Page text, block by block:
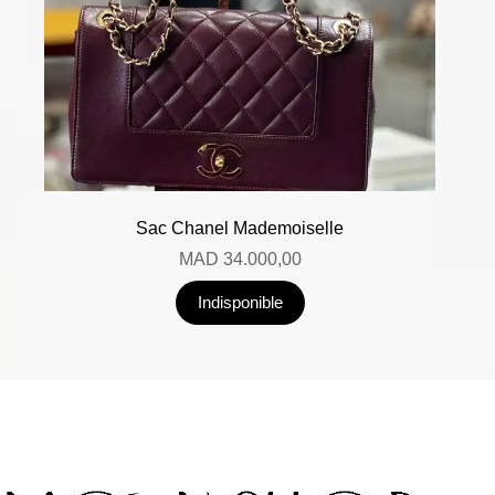
Sac Chanel Mademoiselle
MAD 34.000,00
Indisponible